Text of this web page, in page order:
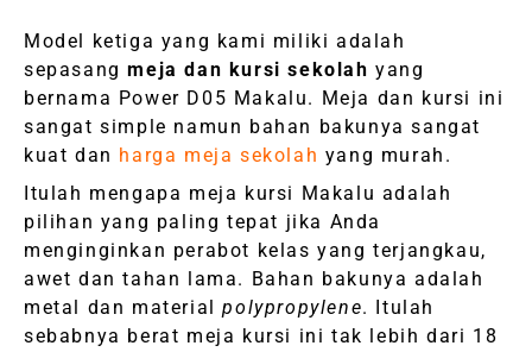
Model ketiga yang kami miliki adalah
sepasangmeja dan kursi sekolah yang
bernama Power D05 Makalu. Meja dan kursi ini
sangat simple namun bahan bakunya sangat
kuat dan harga meja sekolah yang murah.
Itulah mengapa meja kursi Makalu adalah
pilihan yang paling tepat jika Anda
menginginkan perabot kelas yang terjangkau,
awet dan tahan lama. Bahan bakunya adalah
metal dan materialpolypropylene. Itulah
sebabnya berat meja kursi ini tak lebih dari 18